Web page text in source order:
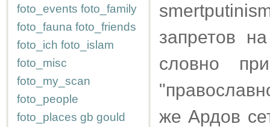
foto_events foto_family
foto_fauna foto_friends
foto_ich foto_islam
foto_misc
foto_my_scan
foto_people
foto_places gb gould
запретов
словно
же Ардов